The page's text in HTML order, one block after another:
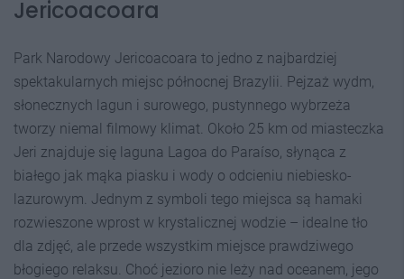
Jericoacoara
Park Narodowy Jericoacoara to jedno z najbardziej
spektakularnych miejsc północnej Brazylii. Pejzaż wydm,
słonecznych lagun i surowego, pustynnego wybrzeża
tworzy niemal filmowy klimat. Około 25 km od miasteczka
Jeri znajduje się laguna Lagoa do Paraíso, słynąca z
białego jak mąka piasku i wody o odcieniu niebiesko-
lazurowym. Jednym z symboli tego miejsca są hamaki
rozwieszone wprost w krystalicznej wodzie – idealne tło
dla zdjęć, ale przede wszystkim miejsce prawdziwego
błogiego relaksu. Choć jezioro nie leży nad oceanem, jego